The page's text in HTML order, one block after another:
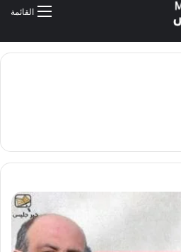
القائمة